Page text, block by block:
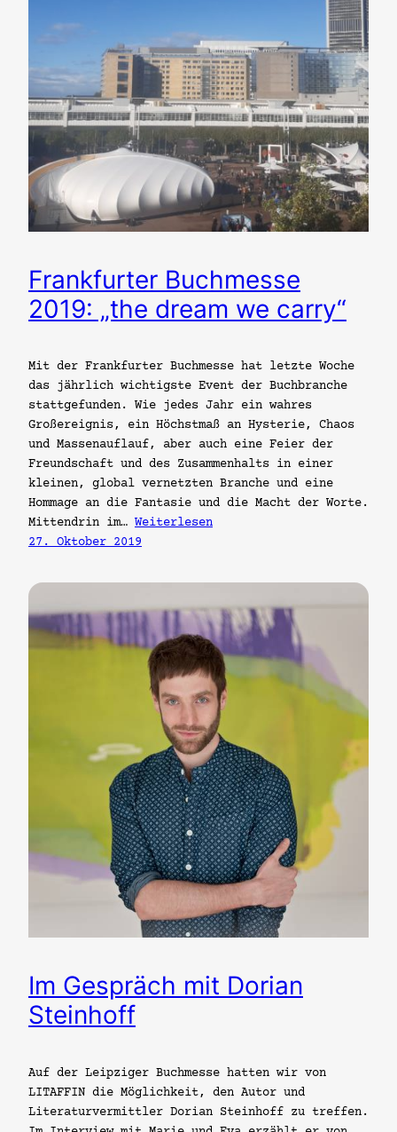
Frankfurter Buchmesse
2019: „the dream we carry“
Mit der Frankfurter Buchmesse hat letzte Woche
das jährlich wichtigste Event der Buchbranche
stattgefunden. Wie jedes Jahr ein wahres
Großereignis, ein Höchstmaß an Hysterie, Chaos
und Massenauflauf, aber auch eine Feier der
Freundschaft und des Zusammenhalts in einer
kleinen, global vernetzten Branche und eine
Hommage an die Fantasie und die Macht der Worte.
Mittendrin im… Weiterlesen
27. Oktober 2019
Im Gespräch mit Dorian
Steinhoff
Auf der Leipziger Buchmesse hatten wir von
LITAFFIN die Möglichkeit, den Autor und
Literaturvermittler Dorian Steinhoff zu treffen.